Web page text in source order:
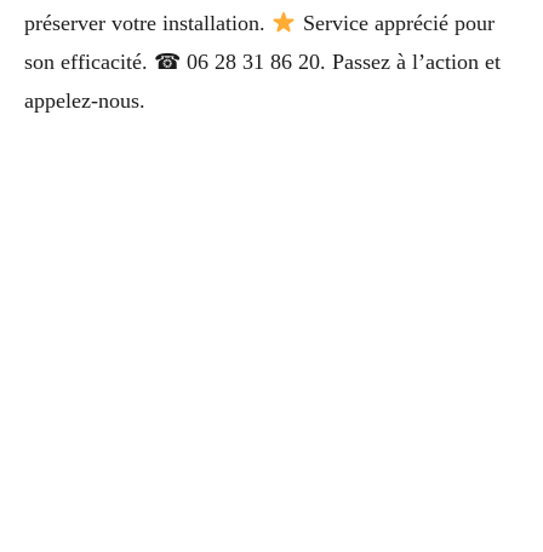
préserver votre installation.
Service apprécié pour
son efficacité. ☎ 06 28 31 86 20. Passez à l’action et
appelez-nous.